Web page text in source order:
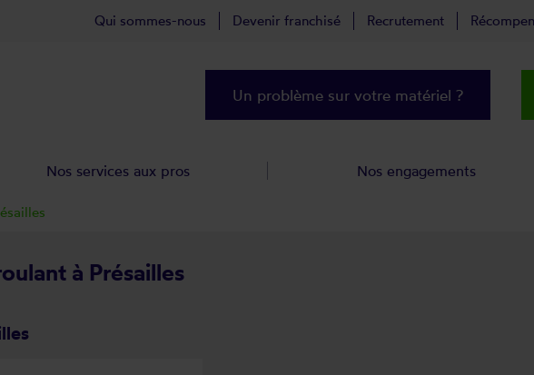
à Présailles
Qui sommes-nous Devenir franchisé Recrutement
Un problème sur votre matériel ?
Nos services aux pros Nos engagements